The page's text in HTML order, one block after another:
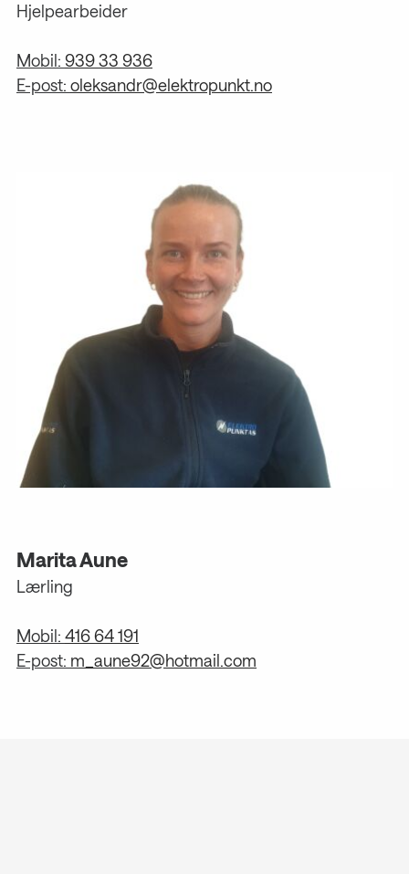
Hjelpearbeider
Mobil: 939 33 936
E-post: oleksandr@elektropunkt.no
Marita Aune
Lærling
Mobil: 416 64 191
E-post: m_aune92@hotmail.com